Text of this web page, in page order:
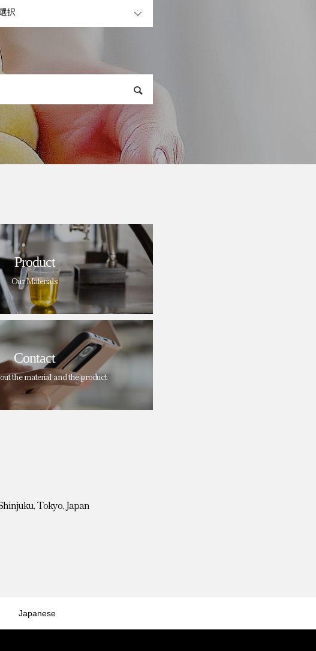
Product
Our Materials
Contact
the material and the product
Tokyo, Japan
Japanese